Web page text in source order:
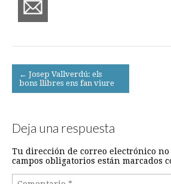
Post
navigation
← Josep Vallverdú: els
bons llibres ens fan viure
Deja una respuesta
Tu dirección de correo electrónico
campos obligatorios están marcados